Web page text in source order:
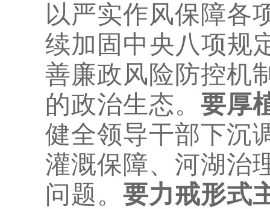
以严实作风保障各
续加固中央八项规
善廉政风险防控机
的政治生态。要厚
健全领导干部下沉
灌溉保障、河湖治
问题。要力戒形式